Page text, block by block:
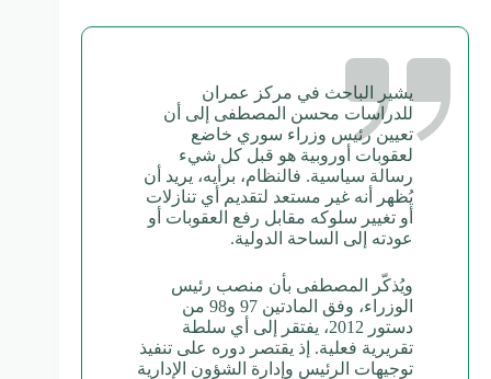
يشير الباحث في مركز عمران
للدراسات محسن المصطفى إلى أن
تعيين رئيس وزراء سوري خاضع
لعقوبات أوروبية هو قبل كل شيء
رسالة سياسية. فالنظام، برأيه، يريد أن
يُظهر أنه غير مستعد لتقديم أي تنازلات
أو تغيير سلوكه مقابل رفع العقوبات أو
عودته إلى الساحة الدولية.
ويُذكّر المصطفى بأن منصب رئيس
الوزراء، وفق المادتين 97 و98 من
دستور 2012، يفتقر إلى أي سلطة
تقريرية فعلية. إذ يقتصر دوره على تنفيذ
توجيهات الرئيس وإدارة الشؤون الإدارية